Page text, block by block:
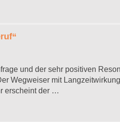
und der sehr positiven
Wegweiser mit
erscheint der …